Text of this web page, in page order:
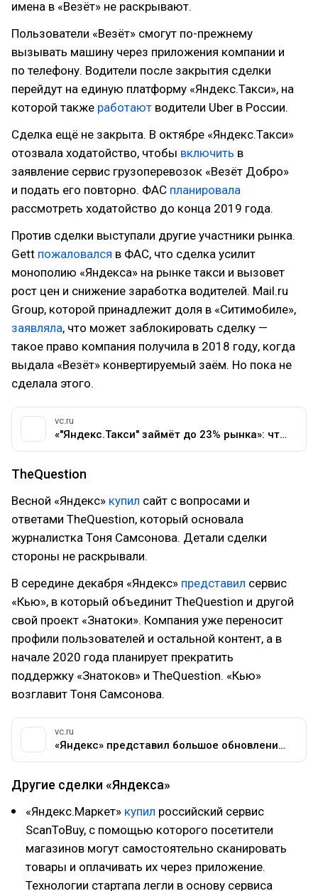
имена в «Везёт» не раскрывают.
Пользователи «Везёт» смогут по-прежнему
вызывать машину через приложения компании и
по телефону. Водители после закрытия сделки
перейдут на единую платформу «Яндекс.Такси», на
которой также работают водители Uber в России.
Сделка ещё не закрыта. В октябре «Яндекс.Такси»
отозвала ходатойство, чтобы включить в
заявление сервис грузоперевозок «Везёт Добро»
и подать его повторно. ФАС планировала
рассмотреть ходатойство до конца 2019 года.
Против сделки выступали другие участники рынка.
Gett пожаловался в ФАС, что сделка усилит
монополию «Яндекса» на рынке такси и вызовет
рост цен и снижение заработка водителей. Mail.ru
Group, которой принадлежит доля в «Ситимобиле»,
заявляла, что может заблокировать сделку —
такое право компания получила в 2018 году, когда
выдала «Везёт» конвертируемый заём. Но пока не
сделала этого.
vc.ru
«"Яндекс.Такси" займёт до 23% рынка»: что думают представители индустрии о сделке между «Яндексом» и «Везёт» — Сервисы на vc.ru
TheQuestion
Весной «Яндекс» купил сайт с вопросами и
ответами TheQuestion, который основала
журналистка Тоня Самсонова. Детали сделки
стороны не раскрывали.
В середине декабря «Яндекс» представил сервис
«Кью», в который объединит TheQuestion и другой
свой проект «Знатоки». Компания уже переносит
профили пользователей и остальной контент, а в
начале 2020 года планирует прекратить
поддержку «Знатоков» и TheQuestion. «Кью»
возглавит Тоня Самсонова.
vc.ru
«Яндекс» представил большое обновление поиска «Вега»: экспертные ответы, новые алгоритмы и запуск сервиса «Яндекс.Кью» — Сервисы на vc.ru
Другие сделки «Яндекса»
«Яндекс.Маркет» купил российский сервис
ScanToBuy, с помощью которого посетители
магазинов могут самостоятельно сканировать
товары и оплачивать их через приложение.
Технологии стартапа легли в основу сервиса